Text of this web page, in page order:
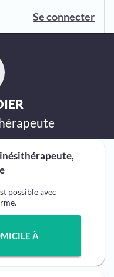
Se connecter
possible avec
À